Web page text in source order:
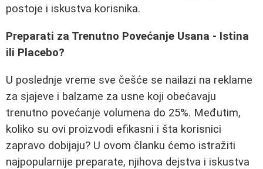
postoje i iskustva korisnika.
Preparati za Trenutno Povećanje Usana - Istina
ili Placebo?
U poslednje vreme sve češće se nailazi na reklame
za sjajeve i balzame za usne koji obećavaju
trenutno povećanje volumena do 25%. Međutim,
koliko su ovi proizvodi efikasni i šta korisnici
zapravo dobijaju? U ovom članku ćemo istražiti
najpopularnije preparate, njihova dejstva i iskustva